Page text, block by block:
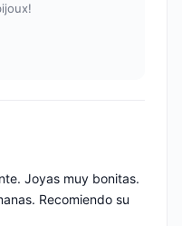
Joyas muy bonitas.
Recomiendo su